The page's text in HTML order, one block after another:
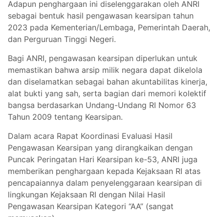
Adapun penghargaan ini diselenggarakan oleh ANRI
sebagai bentuk hasil pengawasan kearsipan tahun
2023 pada Kementerian/Lembaga, Pemerintah Daerah,
dan Perguruan Tinggi Negeri.
Bagi ANRI, pengawasan kearsipan diperlukan untuk
memastikan bahwa arsip milik negara dapat dikelola
dan diselamatkan sebagai bahan akuntabilitas kinerja,
alat bukti yang sah, serta bagian dari memori kolektif
bangsa berdasarkan Undang-Undang RI Nomor 63
Tahun 2009 tentang Kearsipan.
Dalam acara Rapat Koordinasi Evaluasi Hasil
Pengawasan Kearsipan yang dirangkaikan dengan
Puncak Peringatan Hari Kearsipan ke-53, ANRI juga
memberikan penghargaan kepada Kejaksaan RI atas
pencapaiannya dalam penyelenggaraan kearsipan di
lingkungan Kejaksaan RI dengan Nilai Hasil
Pengawasan Kearsipan Kategori “AA” (sangat